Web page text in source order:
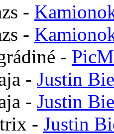
-
-
-
- Justin
- Justin
- Justin